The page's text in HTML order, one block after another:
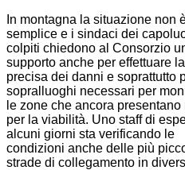
In montagna la situazione non
semplice e i sindaci dei
colpiti chiedono al Consorzio
supporto anche per effettuare
precisa dei danni e soprattutto
sopralluoghi necessari per
le zone che ancora presentano
per la viabilità. Uno staff di
alcuni giorni sta verificando le
condizioni anche delle più
strade di collegamento in